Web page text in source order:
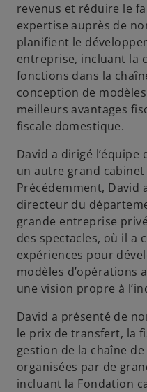
revenus et réduire le
expertise auprès de
planifient le
entreprise, incluant la
fonctions dans la
conception de
meilleurs avantages
fiscale domestique.
David a dirigé
un autre grand
Précédemment, David
directeur du
grande entreprise
des spectacles, où il a
expériences pour
modèles d’opérations
une vision propre à
David a présenté de
le prix de transfert, la
gestion de la chaîne
organisées par de
incluant la Fondation